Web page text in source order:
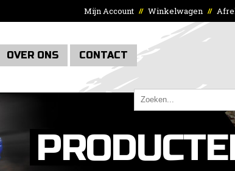
Mijn Account // Winkelwagen //
OVER ONS CONTACT